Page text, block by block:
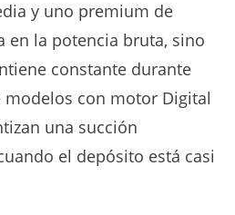
y uno premium de
en la potencia bruta, sino
constante durante
con motor Digital
una succión
el depósito está casi